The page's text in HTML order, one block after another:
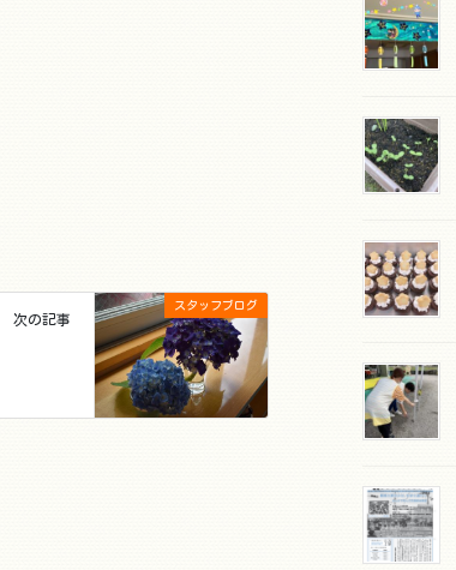
スタッフブログ
次の記事